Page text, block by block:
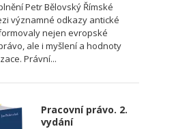
Petr Bělovský Římské
významné odkazy antické
nejen evropské
ale i myšlení a hodnoty
Právní...
Pracovní právo. 2.
vydání